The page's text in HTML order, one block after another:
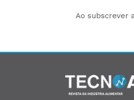
Ao subscrever